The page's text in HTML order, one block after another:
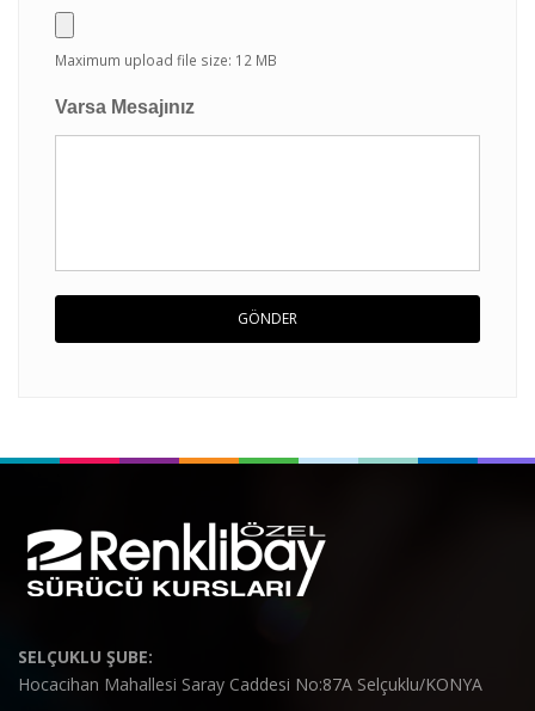
Maximum upload file size: 12 MB
Varsa Mesajınız
GÖNDER
SELÇUKLU ŞUBE:
Hocacihan Mahallesi Saray Caddesi No:87A Selçuklu/KONYA